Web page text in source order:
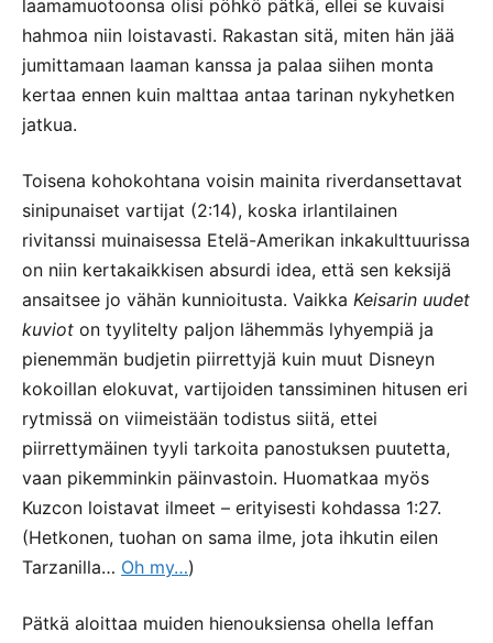
laamamuotoonsa olisi pöhkö pätkä, ellei se kuvaisi
hahmoa niin loistavasti. Rakastan sitä, miten hän jää
jumittamaan laaman kanssa ja palaa siihen monta
kertaa ennen kuin malttaa antaa tarinan nykyhetken
jatkua.
Toisena kohokohtana voisin mainita riverdansettavat
sinipunaiset vartijat (2:14), koska irlantilainen
rivitanssi muinaisessa Etelä-Amerikan inkakulttuurissa
on niin kertakaikkisen absurdi idea, että sen keksijä
ansaitsee jo vähän kunnioitusta. Vaikka Keisarin uudet
kuviot on tyylitelty paljon lähemmäs lyhyempiä ja
pienemmän budjetin piirrettyjä kuin muut Disneyn
kokoillan elokuvat, vartijoiden tanssiminen hitusen eri
rytmissä on viimeistään todistus siitä, ettei
piirrettymäinen tyyli tarkoita panostuksen puutetta,
vaan pikemminkin päinvastoin. Huomatkaa myös
Kuzcon loistavat ilmeet – erityisesti kohdassa 1:27.
(Hetkonen, tuohan on sama ilme, jota ihkutin eilen
Tarzanilla… Oh my…)
Pätkä aloittaa muiden hienouksiensa ohella leffan